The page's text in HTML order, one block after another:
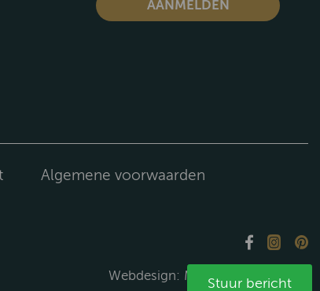
Algemene voorwaarden
Webdesign: Media Solutions B.V.
Stuur bericht